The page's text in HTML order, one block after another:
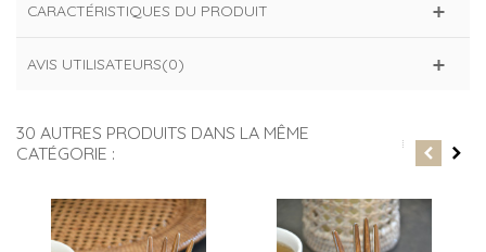
CARACTÉRISTIQUES DU PRODUIT
AVIS UTILISATEURS(0)
30 AUTRES PRODUITS DANS LA MÊME
CATÉGORIE :